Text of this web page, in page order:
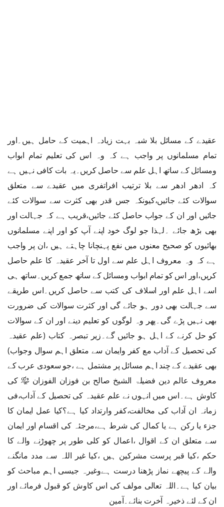
عقیدے کے مسائل بلا شبہ بہت زیادہ اہمیت کے حامل ہیں۔اور
تمام مسلمانوں پر واجب ہے کہ وہ اس کی تعلیم تمام ابواب
ومسائل کے ساتھ اہل علم سے حاصل کریں۔یہ بات کافی نہیں ہے
کہ ادھر ادھر سے بلا ترتیب افراتفری میں عقیدے سے متعلق
سوالات کئے جائیں،کیونکہ جس قدر بھی کثرت سے سوالات کئے
جائیں اور ان کے جواب حاصل کئے جائیں،قریب ہے کہ جہالت اور
بھی بڑھ جائے ۔لہذا جو لوگ خود اپنے آپ کو اور اپنے مسلمانوں
بھائیوں کو صحیح معنوں میں نفع پہنچانا چاہتے ہیں ،ان پر واجب
ہے کہ وہ معروف اہل علم سے اول تا آخر عقیدہ کا علم حاصل
کریں،اور اس کو تمام ابواب ومسائل کے ساتھ جمع کریں۔ساتھ ہی
اسے اہل علم اور اسلاف کی کتب سے حاصل کریں۔اس طریقے
سے جہالت بھی دور ہو جائے گی اور کثرت سوالات کی ضرورت
بھی نہیں پڑے گی۔پھر وہ لوگوں کو تعلیم دینے اور ان کے سوالات
کو حل کرنے کے اہل ہو جائیں گے۔زیر تبصرہ کتاب (علم عقیدہ
کی تحصیل کے آداب مع کفر وایمان سے متعلق اہم سوال وجواب)
بھی عقیدے کے چند اہم مسائل پر مشتمل ہے ،جو سعودی عرب کے
معروف عالم دین فضیلۃ الشیخ صالح بن فوزان الفوزان ﷾ کی
کاوش ہے۔اس میں انہوں نے علم عقیدہ کی تحصیل کے آداب،فی
زمانہ ان آداب کی مخالفت،کفر وارتداد کیا ہے؟کیا عمل ایمان کا
جزء یا رکن ہے یا کمال کی شرط ہے،مرجئہ کی اقسام اور ایمان
سے متعلق ان کے اقوال ،اعمال کو کلی طور پر چھوڑنے والے کا
حکم ،کیا قبر پرست مشرکین ہیں ،کیا غیر اللہ سے مدد مانگنے
والے کے پیچھے نماز پڑھنا درست ہےوغیرہ جیسی اہم مباحث کو
بیان کیا ہے۔اللہ تعالی مولف کی اس کاوش کو قبول فرمائے اور
ان کے لئے ذخیرہ آخرت بنائے۔آمین